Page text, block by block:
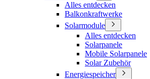
Alles entdecken
Balkonkraftwerke
Solarmodule
Alles entdecken
Solarpanele
Mobile Solarpanele
Solar Zubehör
Energiespeicher